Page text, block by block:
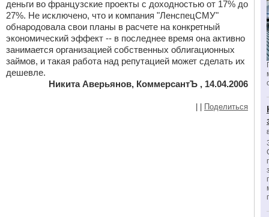
деньги во французские проекты с доходностью от 17% до
27%. Не исключено, что и компания "ЛенспецСМУ"
обнародовала свои планы в расчете на конкретный
экономический эффект -- в последнее время она активно
занимается организацией собственных облигационных
займов, и такая работа над репутацией может сделать их
дешевле.
Никита Аверьянов, КоммерсантЪ , 14.04.2006
Поделиться